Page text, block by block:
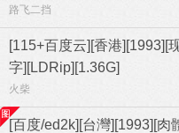
路飞二挡
[115+百度云][香港][1993][
字][LDRip][1.36G]
火柴
[百度/ed2k][台灣][1993][肉